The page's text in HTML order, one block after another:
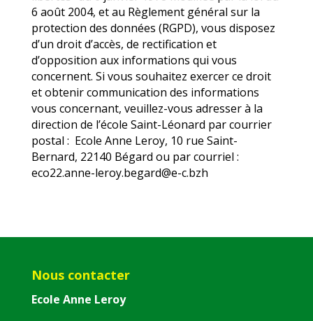
6 août 2004, et au Règlement général sur la
protection des données (RGPD), vous disposez
d’un droit d’accès, de rectification et
d’opposition aux informations qui vous
concernent. Si vous souhaitez exercer ce droit
et obtenir communication des informations
vous concernant, veuillez-vous adresser à la
direction de l’école Saint-Léonard par courrier
postal : Ecole Anne Leroy, 10 rue Saint-
Bernard, 22140 Bégard ou par courriel :
eco22.anne-leroy.begard@e-c.bzh
Nous contacter
Ecole Anne Leroy